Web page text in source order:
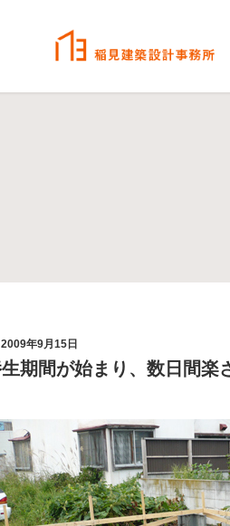
2009年9月15日
養生期間が始まり、数日間楽